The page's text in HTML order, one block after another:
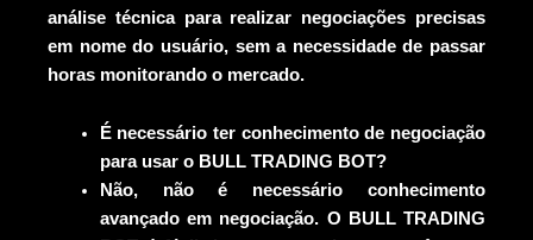
análise técnica para realizar negociações precisas
em nome do usuário, sem a necessidade de passar
horas monitorando o mercado.
É necessário ter conhecimento de negociação
para usar o BULL TRADING BOT?
Não, não é necessário conhecimento
avançado em negociação. O BULL TRADING